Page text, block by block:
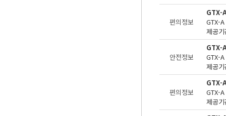
편의정보
GTX-
제공
안전정보
GTX-
제공
편의정보
GTX-
제공